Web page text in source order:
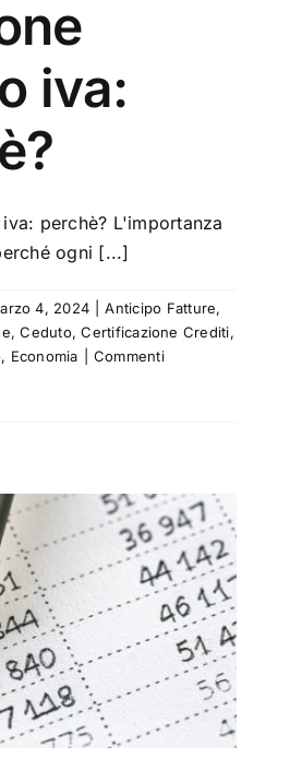
iva:
perchè? L'importanza
ogni [...]
4, 2024 Anticipo Fatture,
,Ceduto,Certificazione Crediti,
, Economia
Commenti